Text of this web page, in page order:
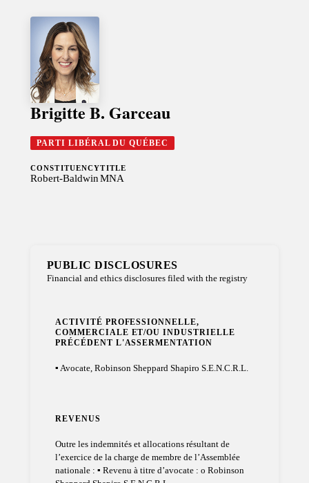
Brigitte B. Garceau
PARTI LIBÉRAL DU QUÉBEC
CONSTITUENCY
Robert-Baldwin
TITLE
MNA
PUBLIC DISCLOSURES
Financial and ethics disclosures filed with the registry
ACTIVITÉ PROFESSIONNELLE,
COMMERCIALE ET/OU INDUSTRIELLE
PRÉCÉDENT L'ASSERMENTATION
▪ Avocate, Robinson Sheppard Shapiro S.E.N.C.R.L.
REVENUS
Outre les indemnités et allocations résultant de
l’exercice de la charge de membre de l’Assemblée
nationale : ▪ Revenu à titre d’avocate : o Robinson